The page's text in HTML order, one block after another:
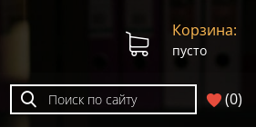
(0)
Корзина:
пусто